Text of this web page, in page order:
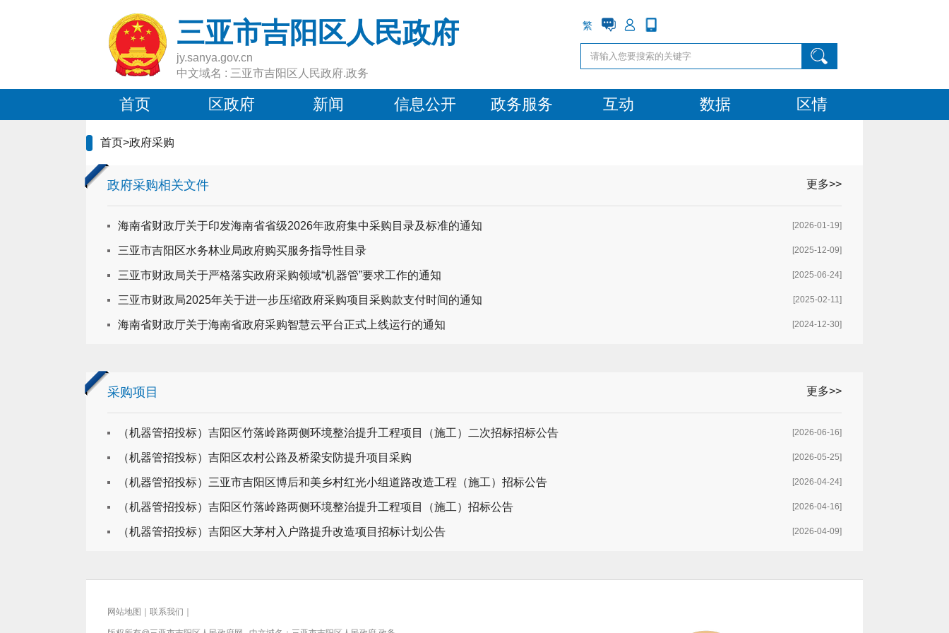
三亚市吉阳区人民政府
jy.sanya.gov.cn
中文域名 : 三亚市吉阳区人民政府.政务
繁
首页 区政府 新闻 信息公开 政务服务 互动 数据 区情
首页>政府采购
更多>>
政府采购相关文件
[2026-01-19]
海南省财政厅关于印发海南省省级2026年政府集中采购目录及标准的通知
[2025-12-09]
三亚市吉阳区水务林业局政府购买服务指导性目录
[2025-06-24]
三亚市财政局关于严格落实政府采购领域“机器管”要求工作的通知
[2025-02-11]
三亚市财政局2025年关于进一步压缩政府采购项目采购款支付时间的通知
[2024-12-30]
海南省财政厅关于海南省政府采购智慧云平台正式上线运行的通知
更多>>
采购项目
[2026-06-16]
（机器管招投标）吉阳区竹落岭路两侧环境整治提升工程项目（施工）二次招标招标公告
[2026-05-25]
（机器管招投标）吉阳区农村公路及桥梁安防提升项目采购
[2026-04-24]
（机器管招投标）三亚市吉阳区博后和美乡村红光小组道路改造工程（施工）招标公告
[2026-04-16]
（机器管招投标）吉阳区竹落岭路两侧环境整治提升工程项目（施工）招标公告
[2026-04-09]
（机器管招投标）吉阳区大茅村入户路提升改造项目招标计划公告
网站地图 联系我们